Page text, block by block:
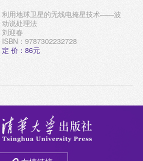
利用地球卫星的无线电掩星技术——波
动说处理法
刘迎春
ISBN：9787302232728
定 价：86元